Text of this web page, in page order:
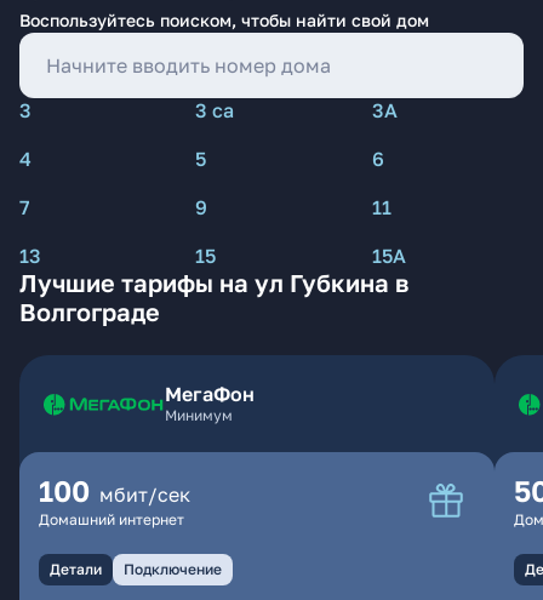
Воспользуйтесь поиском, чтобы найти свой дом
3 3 са
3А
4
5
6
7
9
11
13
15 15А
Лучшие тарифы на ул Губкина в
Волгограде
МегаФон
Минимум
100 мбит/сек
Домашний интернет
Детали Подключение